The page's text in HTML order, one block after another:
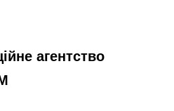
агентство